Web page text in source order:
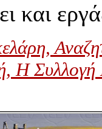
και
Η